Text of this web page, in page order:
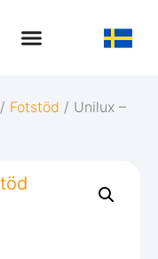
/ Fotstöd / Unilux –